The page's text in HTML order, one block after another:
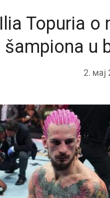
Ilia Topuria o
šampiona u
2. мај